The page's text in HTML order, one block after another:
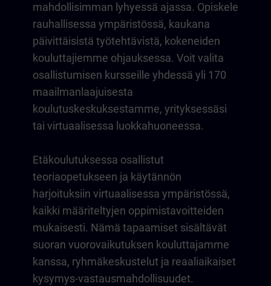
mahdollisimman lyhyessä ajassa. Opiskele
rauhallisessa ympäristössä, kaukana
päivittäisistä työtehtävistä, kokeneiden
kouluttajiemme ohjauksessa. Voit valita
osallistumisen kursseille yhdessä yli 170
maailmanlaajuisesta
koulutuskeskuksestamme, yrityksessäsi
tai virtuaalisessa luokkahuoneessa.
Etäkoulutuksessa osallistut
teoriaopetukseen ja käytännön
harjoituksiin virtuaalisessa ympäristössä,
kaikki määriteltyjen oppimistavoitteiden
mukaisesti. Nämä tapaamiset sisältävät
suoran vuorovaikutuksen kouluttajamme
kanssa, ryhmäkeskustelut ja reaaliaikaiset
kysymys-vastausmahdollisuudet.